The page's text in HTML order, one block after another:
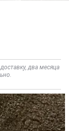
два месяца